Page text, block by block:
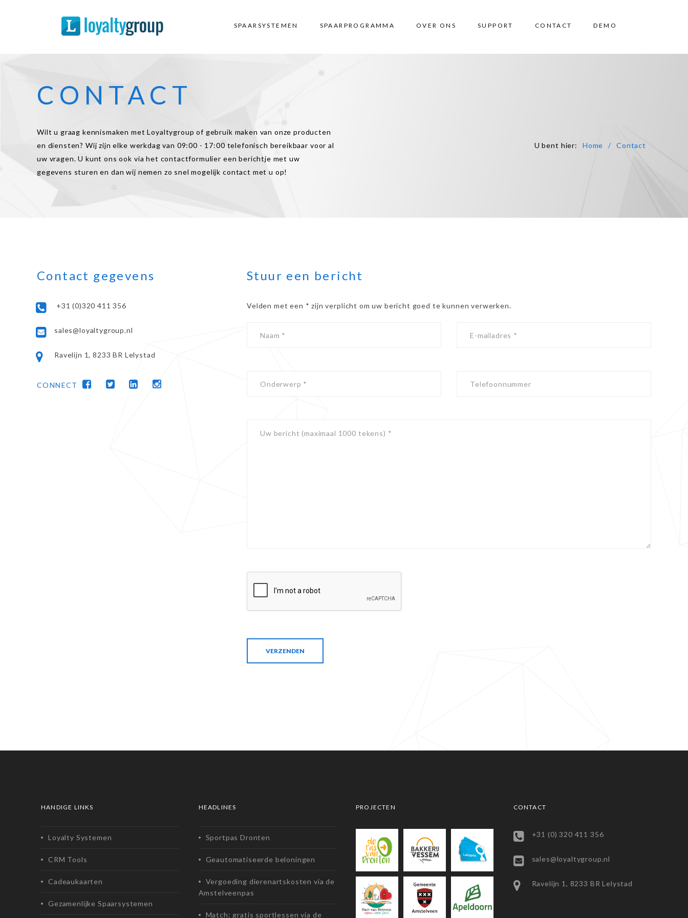
Spaarprogramma
Over Ons
Contact
SPAARSYSTEMEN SPAARPROGRAMMA OVER ONS SUPPORT CONTACT DEMO
CONTACT
Wilt u graag kennismaken met Loyaltygroup of gebruik maken van onze producten
en diensten? Wij zijn elke werkdag van 09:00 - 17:00 telefonisch bereikbaar voor al
uw vragen. U kunt ons ook via het contactformulier een berichtje met uw
gegevens sturen en dan wij nemen zo snel mogelijk contact met u op!
U bent hier: Home Contact
Contact gegevens
+31 (0)320 411 356
sales@loyaltygroup.nl
Ravelijn 1, 8233 BR Lelystad
CONNECT
Stuur een bericht
Velden met een * zijn verplicht om uw bericht goed te kunnen verwerken.
VERZENDEN
HANDIGE LINKS
Loyalty Systemen
CRM Tools
Cadeaukaarten
Gezamenlijke Spaarsystemen
HEADLINES
Sportpas Dronten
Geautomatiseerde beloningen
Vergoeding dierenartskosten via de
Amstelveenpas
Match: gratis sportlessen via de
PROJECTEN CONTACT
+31 (0) 320 411 356
sales@loyaltygroup.nl
Ravelijn 1, 8233 BR Lelystad